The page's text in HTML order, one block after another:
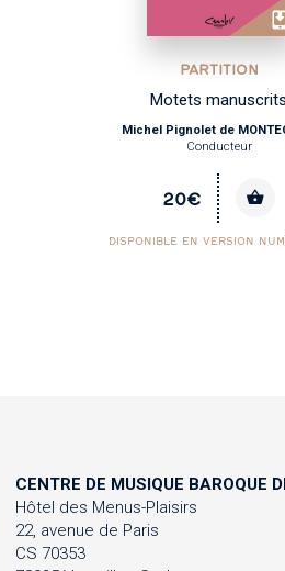
PARTITION
Motets manuscrits
Michel Pignolet de
Conducteur
20€
DISPONIBLE EN VERSION
CENTRE DE MUSIQUE BAROQUE
Hôtel des Menus-Plaisirs
22, avenue de Paris
CS 70353